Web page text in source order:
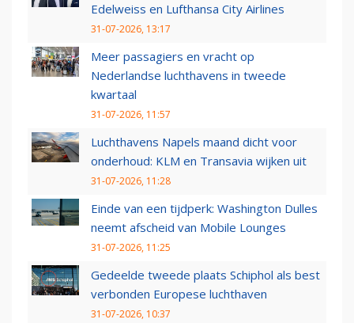
Edelweiss en Lufthansa City Airlines
31-07-2026, 13:17
Meer passagiers en vracht op
Nederlandse luchthavens in tweede
kwartaal
31-07-2026, 11:57
Luchthavens Napels maand dicht voor
onderhoud: KLM en Transavia wijken uit
31-07-2026, 11:28
Einde van een tijdperk: Washington Dulles
neemt afscheid van Mobile Lounges
31-07-2026, 11:25
Gedeelde tweede plaats Schiphol als best
verbonden Europese luchthaven
31-07-2026, 10:37